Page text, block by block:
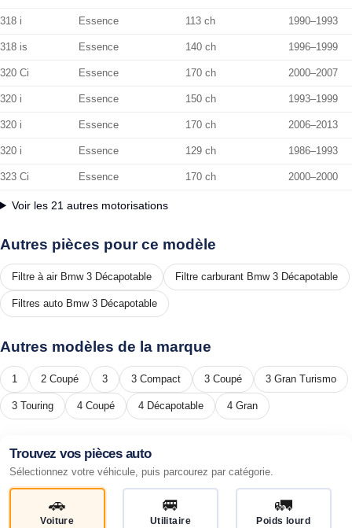
318 i Essence 113 ch 1990–1993
318 is Essence 140 ch 1996–1999
320 Ci Essence 170 ch 2000–2007
320 i Essence 150 ch 1993–1999
320 i Essence 170 ch 2006–2013
320 i Essence 129 ch 1986–1993
323 Ci Essence 170 ch 2000–2000
Voir les 21 autres motorisations
Autres pièces pour ce modèle
Filtre à air Bmw 3 Décapotable Filtre carburant Bmw 3 Décapotable
Filtres auto Bmw 3 Décapotable
Autres modèles de la marque
1 2 Coupé 3 3 Compact 3 Coupé 3 Gran Turismo
3 Touring 4 Coupé 4 Décapotable 4 Gran
Trouvez vos pièces auto
Sélectionnez votre véhicule, puis parcourez par catégorie.
🚗
Voiture
🚐
Utilitaire
🚛
Poids lourd